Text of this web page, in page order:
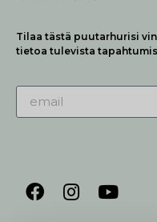
Tilaa tästä puutarhurisi
tietoa tulevista